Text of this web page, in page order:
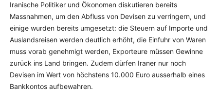
Iranische Politiker und Ökonomen diskutieren bereits
Massnahmen, um den Abfluss von Devisen zu verringern, und
einige wurden bereits umgesetzt: die Steuern auf Importe und
Auslandsreisen werden deutlich erhöht, die Einfuhr von Waren
muss vorab genehmigt werden, Exporteure müssen Gewinne
zurück ins Land bringen. Zudem dürfen Iraner nur noch
Devisen im Wert von höchstens 10.000 Euro ausserhalb eines
Bankkontos aufbewahren.